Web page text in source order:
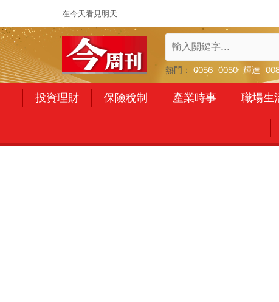
在今天看見明天
熱門： 0056 0050 輝達
投資理財 保險稅制 產業時事 職場生